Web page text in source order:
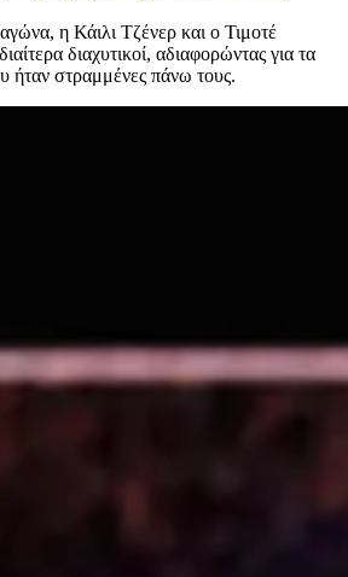
η Κάιλι Τζένερ και ο Τιμοτέ
διαχυτικοί, αδιαφορώντας για τα
ήταν στραμμένες πάνω τους.